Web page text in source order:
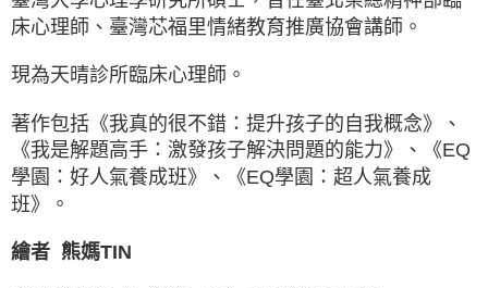
床心理師、臺灣芯福里情緒教育推廣協會講師。
現為天晴診所臨床心理師。
著作包括《我真的很不錯：提升孩子的自我概念》、
《我是解題高手：激發孩子解決問題的能力》、《EQ
學園：好人氣養成班》、《EQ學園：超人氣養成
班》。
繪者 熊媽TIN